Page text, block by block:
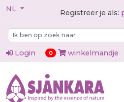
NL Registreer je als:
Login 0items in cart
winkelmandje